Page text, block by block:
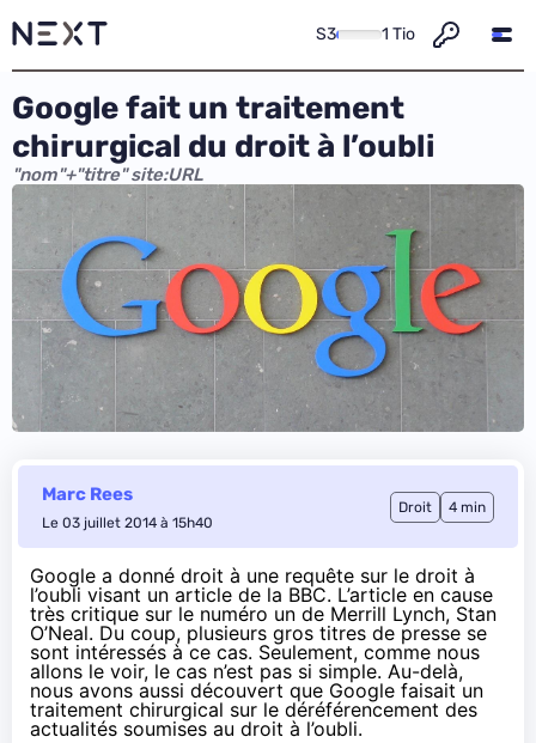
S3 1 Tio
Google fait un traitement
chirurgical du droit à l’oubli
"nom"+"titre" site:URL
Marc Rees
Le 03 juillet 2014 à 15h40
Droit 4 min
Google a donné droit à une requête sur le droit à
l’oubli visant un article de la BBC. L’article en cause
très critique sur le numéro un de Merrill Lynch, Stan
O’Neal. Du coup, plusieurs gros titres de presse se
sont intéressés à ce cas. Seulement, comme nous
allons le voir, le cas n’est pas si simple. Au-delà,
nous avons aussi découvert que Google faisait un
traitement chirurgical sur le déréférencement des
actualités soumises au droit à l’oubli.